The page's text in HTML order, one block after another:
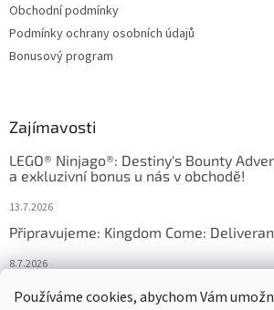
Používáme cookies, abychom Vám
Obchodní podmínky
Podmínky ochrany osobních údajů
Bonusový program
Zajímavosti
LEGO® Ninjago®: Destiny's Bounty
a exkluzivní bonus u nás v obchodě!
13.7.2026
Připravujeme: Kingdom Come:
8.7.2026
Nejlepší deskové hry: výběr, který frčí v